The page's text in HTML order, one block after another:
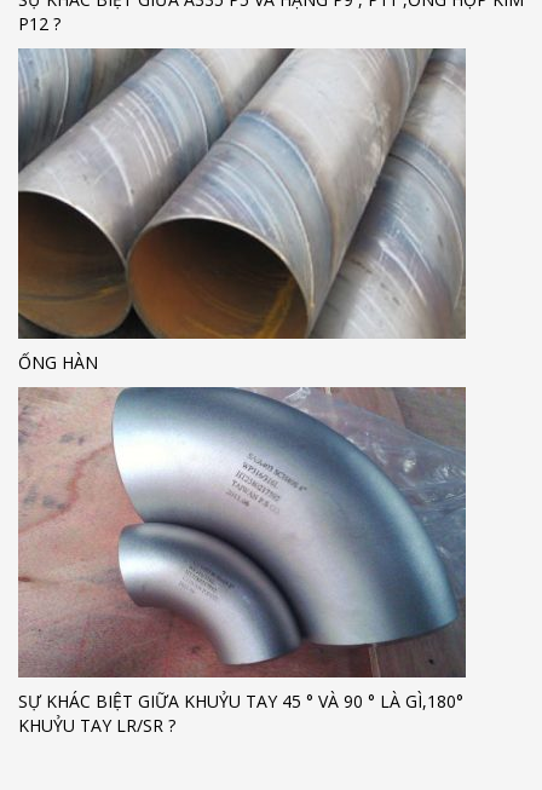
P12 ?
ỐNG HÀN
SỰ KHÁC BIỆT GIỮA KHUỶU TAY 45 ° VÀ 90 ° LÀ GÌ,180°
KHUỶU TAY LR/SR ?